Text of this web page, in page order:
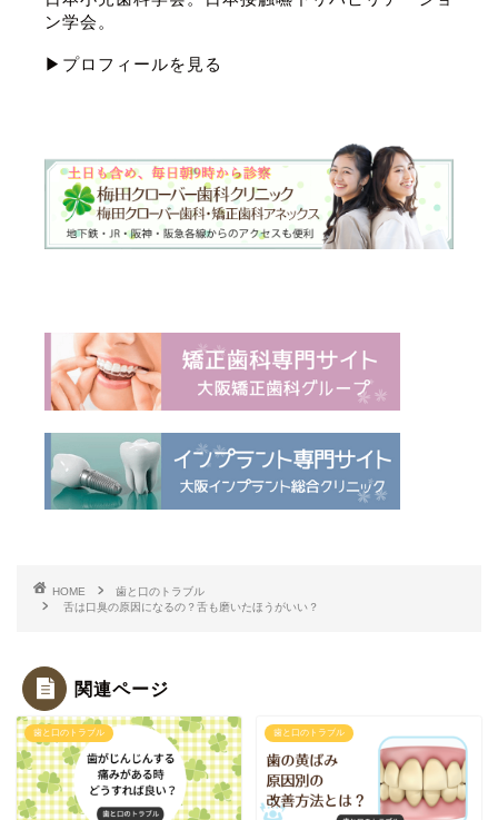
ン学会。
▶プロフィールを見る
HOME
歯と口のトラブル
舌は口臭の原因になるの？舌も磨いたほうがいい？
関連ページ
歯と口のトラブル 歯と口のトラブル